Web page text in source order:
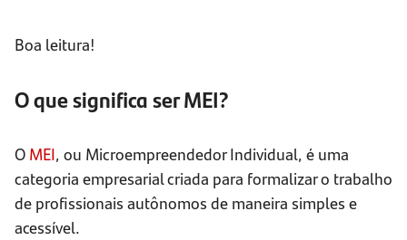
Boa leitura!
O que significa ser MEI?
O MEI, ou Microempreendedor Individual, é uma
categoria empresarial criada para formalizar o trabalho
de profissionais autônomos de maneira simples e
acessível.